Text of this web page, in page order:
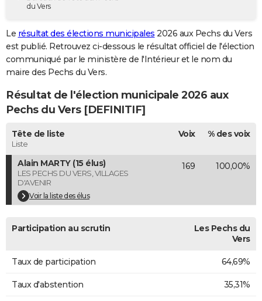
Destinations
City break
Voyage nature
Voyage de noces
Forum
GUIDES D'ACHAT
BONS PLANS
Carte de Noël
Carte Bonne année
Carte Saint-Valentin
Carte Pâques
Carte d'anniversaire
DICTIONNAIRE
Dictionnaire
Biographies
Citations
Expressions
Proverbes
PROGRAMME TV
COPAINS D'AVANT
S'inscrire
Se connecter
Lycées
Collèges
Primaires
Universités
Entreprises
Service militaire
Avis de recherche
AVIS DE DÉCÈS
FORUM
Bricolage
Lifestyle
Culture
Sport
Auto
Television
Voyage
Cinema
du Vers
Le résultat des élections municipales 2026 aux Pechs du Vers
est publié. Retrouvez ci-dessous le résultat officiel de l'élection
communiqué par le ministère de l'Intérieur et le nom du
maire des Pechs du Vers.
Résultat de l'élection municipale 2026 aux
Pechs du Vers [DEFINITIF]
Tête de liste
Liste
Voix % des voix
Alain MARTY (15 élus)
LES PECHS DU VERS, VILLAGES
D'AVENIR
Voir la liste des élus
169 100,00%
Participation au scrutin
Les Pechs du
Vers
Taux de participation 64,69%
Taux d'abstention 35,31%